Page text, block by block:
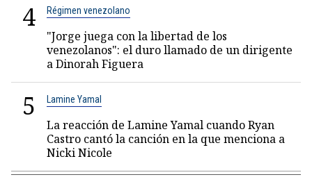
4 Régimen venezolano
"Jorge juega con la libertad de los
venezolanos": el duro llamado de un dirigente
a Dinorah Figuera
5 Lamine Yamal
La reacción de Lamine Yamal cuando Ryan
Castro cantó la canción en la que menciona a
Nicki Nicole